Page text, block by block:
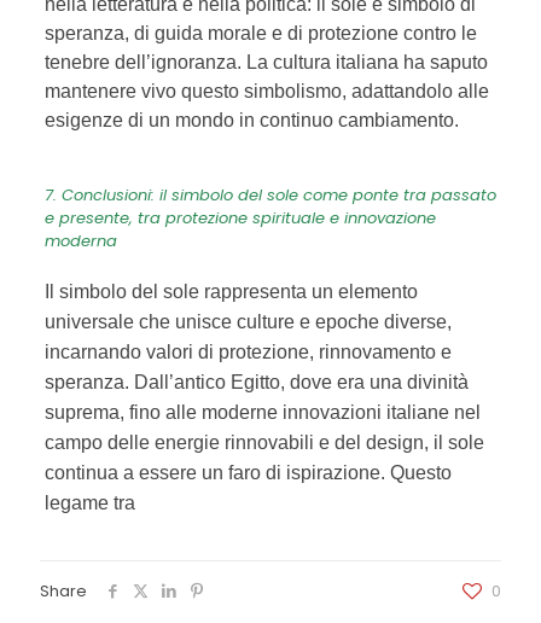
nella letteratura e nella politica: il sole è simbolo di
speranza, di guida morale e di protezione contro le
tenebre dell’ignoranza. La cultura italiana ha saputo
mantenere vivo questo simbolismo, adattandolo alle
esigenze di un mondo in continuo cambiamento.
7. Conclusioni: il simbolo del sole come ponte tra passato
e presente, tra protezione spirituale e innovazione
moderna
Il simbolo del sole rappresenta un elemento
universale che unisce culture e epoche diverse,
incarnando valori di protezione, rinnovamento e
speranza. Dall’antico Egitto, dove era una divinità
suprema, fino alle moderne innovazioni italiane nel
campo delle energie rinnovabili e del design, il sole
continua a essere un faro di ispirazione. Questo
legame tra
Share 0